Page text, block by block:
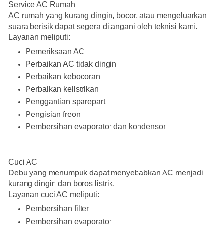
Service AC Rumah
AC rumah yang kurang dingin, bocor, atau mengeluarkan
suara berisik dapat segera ditangani oleh teknisi kami.
Layanan meliputi:
Pemeriksaan AC
Perbaikan AC tidak dingin
Perbaikan kebocoran
Perbaikan kelistrikan
Penggantian sparepart
Pengisian freon
Pembersihan evaporator dan kondensor
Cuci AC
Debu yang menumpuk dapat menyebabkan AC menjadi
kurang dingin dan boros listrik.
Layanan cuci AC meliputi:
Pembersihan filter
Pembersihan evaporator